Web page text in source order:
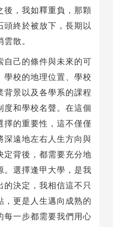
，我如釋重負，那顆
頭終於被放下，長期以
散。
己的條件與未來的可
學校的地理位置、學校
背景以及各學系的課程
度和學校名聲。在這個
擇的重要性，這不僅僅
深遠地左右人生方向與
定背後，都需要充分地
。選擇逢甲大學，是我
的決定，我相信這不只
，更是人生邁向成熟的
每一步都需要我們用心